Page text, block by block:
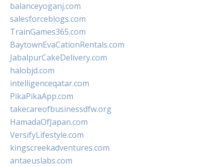
balanceyoganj.com
salesforceblogs.com
TrainGames365.com
BaytownEvaCationRentals.com
JabalpurCakeDelivery.com
halobjd.com
intelligenceqatar.com
PikaPikaApp.com
takecareofbusinessdfw.org
HamadaOfJapan.com
VersifyLifestyle.com
kingscreekadventures.com
antaeuslabs.com